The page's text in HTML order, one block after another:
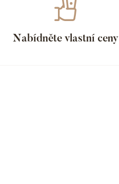
Nabídněte vlastní ceny